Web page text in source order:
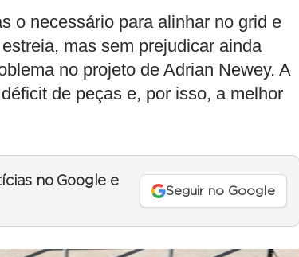
o necessário para alinhar no grid e
mas sem prejudicar ainda
no projeto de Adrian Newey. A
de peças e, por isso, a melhor
no Google e
Seguir no Google